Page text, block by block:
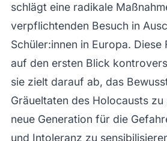
schlägt eine radikale
verpflichtenden Besuch in
Schüler:innen in Europa. Diese
auf den ersten Blick
sie zielt darauf ab, das
Gräueltaten des Holocausts
neue Generation für die
und Intoleranz zu